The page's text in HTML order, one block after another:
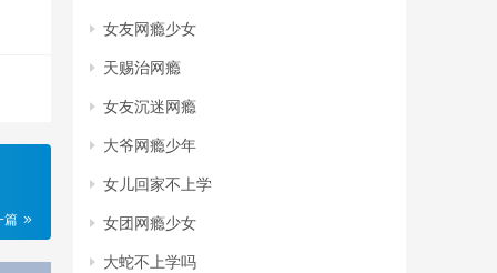
篇
女友网瘾少女
天赐治网瘾
女友沉迷网瘾
大爷网瘾少年
女儿回家不上学
女团网瘾少女
大蛇不上学吗